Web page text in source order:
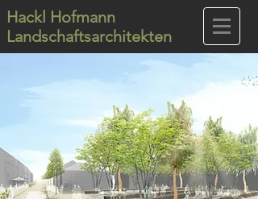
Hackl Hofmann
Landschaftsarchitekten